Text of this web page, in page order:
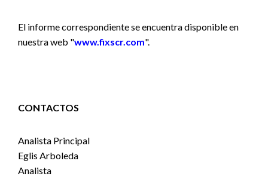
El informe correspondiente se encuentra disponible en
nuestra web "www.fixscr.com".
CONTACTOS
Analista Principal
Eglis Arboleda
Analista